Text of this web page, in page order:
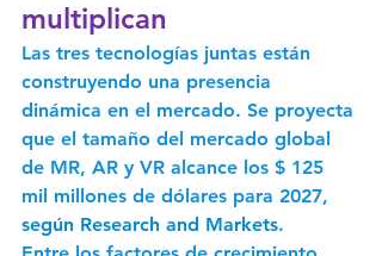
multiplican
Las tres tecnologías juntas están
construyendo una presencia
dinámica en el mercado. Se proyecta
que el tamaño del mercado global
de MR, AR y VR alcance los $ 125
mil millones de dólares para 2027,
según Research and Markets.